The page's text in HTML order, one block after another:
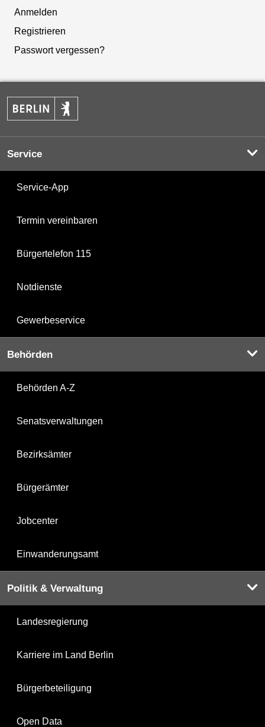
Anmelden
Registrieren
Passwort vergessen?
Service
Service-App
Termin vereinbaren
Bürgertelefon 115
Notdienste
Gewerbeservice
Behörden
Behörden A-Z
Senatsverwaltungen
Bezirksämter
Bürgerämter
Jobcenter
Einwanderungsamt
Politik & Verwaltung
Landesregierung
Karriere im Land Berlin
Bürgerbeteiligung
Open Data